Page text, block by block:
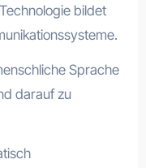
bildet
Sprache
darauf zu